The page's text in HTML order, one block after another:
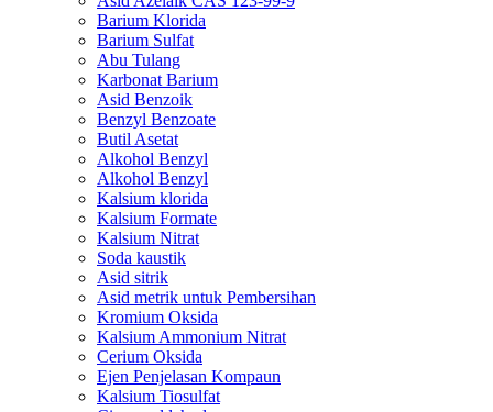
Barium Klorida
Barium Sulfat
Abu Tulang
Karbonat Barium
Asid Benzoik
Benzyl Benzoate
Butil Asetat
Alkohol Benzyl
Alkohol Benzyl
Kalsium klorida
Kalsium Formate
Kalsium Nitrat
Soda kaustik
Asid sitrik
Asid metrik untuk Pembersihan
Kromium Oksida
Kalsium Ammonium Nitrat
Cerium Oksida
Ejen Penjelasan Kompaun
Kalsium Tiosulfat